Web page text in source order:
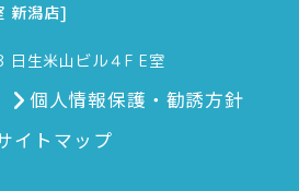
新潟店]
日生米山ビル４F E室
個人情報保護・勧誘方針
イトマップ